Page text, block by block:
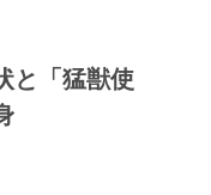
と「猛獣使